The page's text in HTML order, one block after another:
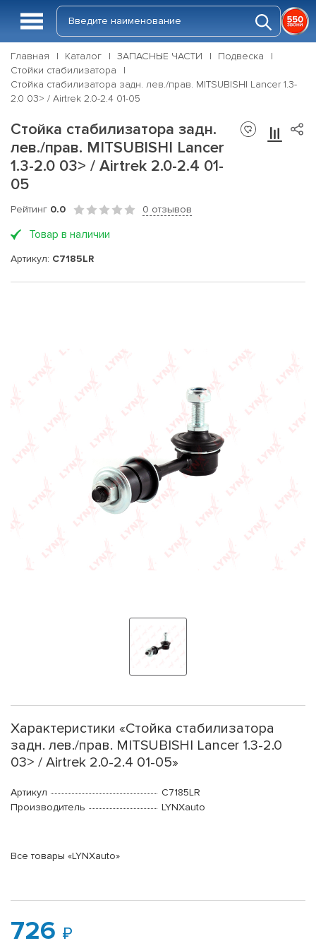
Главная Каталог ЗАПАСНЫЕ ЧАСТИ
Подвеска
Стойки стабилизатора
Стойка стабилизатора задн. лев./прав. MITSUBISHI Lancer 1.3-
2.0 03> / Airtrek 2.0-2.4 01-05
Стойка стабилизатора задн.
лев./прав. MITSUBISHI Lancer
1.3-2.0 03> / Airtrek 2.0-2.4 01-
05
Рейтинг 0.0 0 отзывов
Товар в наличии
Артикул: C7185LR
Характеристики «Стойка стабилизатора
задн. лев./прав. MITSUBISHI Lancer 1.3-2.0
03> / Airtrek 2.0-2.4 01-05»
Артикул
C7185LR
Производитель
LYNXauto
Все товары «LYNXauto»
726